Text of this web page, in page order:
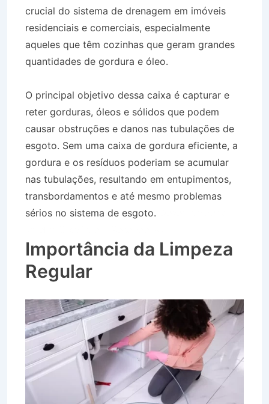
crucial do sistema de drenagem em imóveis
residenciais e comerciais, especialmente
aqueles que têm cozinhas que geram grandes
quantidades de gordura e óleo.
O principal objetivo dessa caixa é capturar e
reter gorduras, óleos e sólidos que podem
causar obstruções e danos nas tubulações de
esgoto. Sem uma caixa de gordura eficiente, a
gordura e os resíduos poderiam se acumular
nas tubulações, resultando em entupimentos,
transbordamentos e até mesmo problemas
sérios no sistema de esgoto.
Importância da Limpeza
Regular